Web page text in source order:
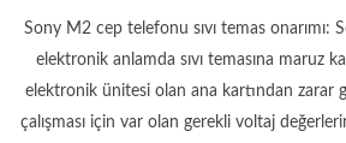
Sony M2 cep telefonu sıvı temas onarımı:
elektronik anlamda sıvı temasına maruz
elektronik ünitesi olan ana kartından zarar
çalışması için var olan gerekli voltaj